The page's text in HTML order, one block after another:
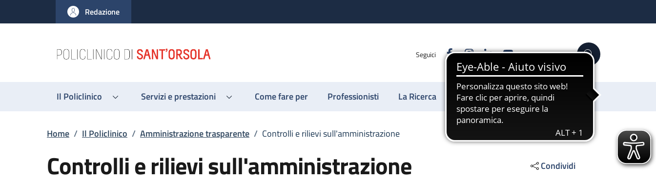
al contenuto principale
to footer content
Redazione
Seguici FacebookInstagram
LinkedinYouTube Cerca
Il Policlinico Servizi e prestazioni Come fare per Professionisti La Ricerca Sostienici
Briciole di pane
Home / Il Policlinico / Amministrazione trasparente / Controlli e rilievi sull'amministrazione
Controlli e rilievi sull'amministrazione Condividi